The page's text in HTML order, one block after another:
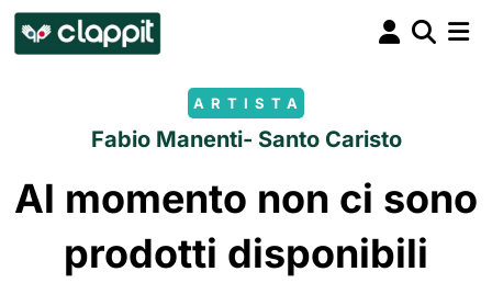
ARTISTA
Fabio Manenti- Santo Caristo
Al momento non ci sono
prodotti disponibili